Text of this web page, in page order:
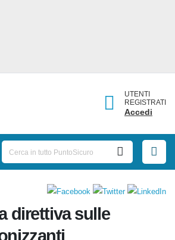
UTENTI
REGISTRATI
Accedi
direttiva sulle